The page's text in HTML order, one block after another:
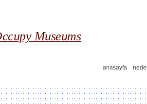
Museums
anasayfa